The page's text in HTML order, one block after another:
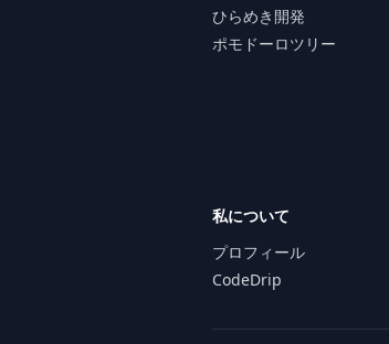
ひらめき開発
ポモドーロツリー
私について
プロフィール
CodeDrip